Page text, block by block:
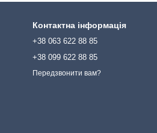
Контактна інформація
+38 063 622 88 85
+38 099 622 88 85
Передзвонити вам?